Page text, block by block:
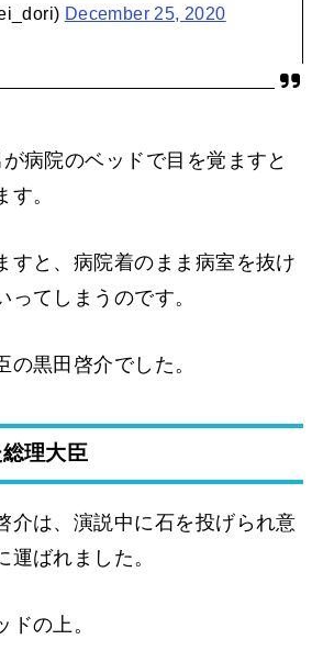
December 25, 2020
病院のベッドで目を覚ますと
す。
すと、病院着のまま病室を抜け
ってしまうのです。
の黒田啓介でした。
理大臣
介は、演説中に石を投げられ意
運ばれました。
ドの上。